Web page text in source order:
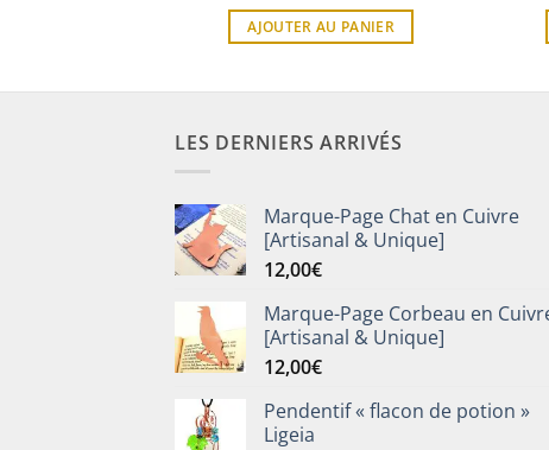
AJOUTER AU PANIER
LES DERNIERS ARRIVÉS
Marque-Page Chat en Cuivre
[Artisanal & Unique]
12,00€
Marque-Page Corbeau en
[Artisanal & Unique]
12,00€
Pendentif « flacon de potion »
Ligeia